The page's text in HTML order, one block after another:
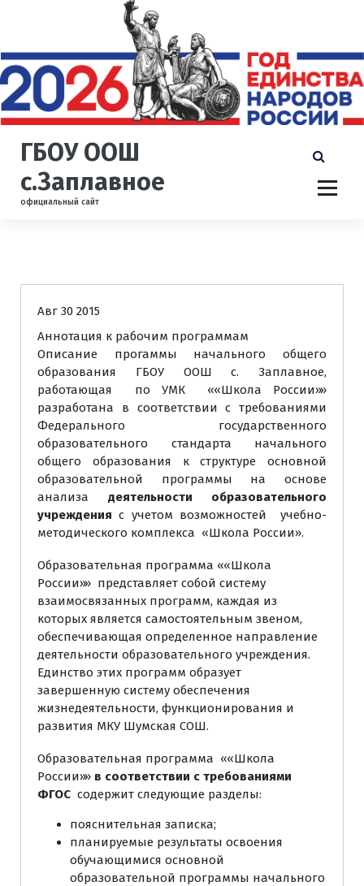
е
й
т
и
ГБОУ ООШ
с.Заплавное
официальный сайт
Авг 30 2015
Аннотация к рабочим программам
Описание прогаммы начального общего
образования ГБОУ ООШ с. Заплавное,
работающая по УМК ««Школа России»»
разработана в соответствии с требованиями
Федерального государственного
образовательного стандарта начального
общего образования к структуре основной
образовательной программы на основе
анализа деятельности образовательного
учреждения с учетом возможностей учебно-
методического комплекса «Школа России».
Образовательная программа ««Школа
России»» представляет собой систему
взаимосвязанных программ, каждая из
которых является самостоятельным звеном,
обеспечивающая определенное направление
деятельности образовательного учреждения.
Единство этих программ образует
завершенную систему обеспечения
жизнедеятельности, функционирования и
развития МКУ Шумская СОШ.
Образовательная программа ««Школа
России»» в соответствии с требованиями
ФГОС содержит следующие разделы:
пояснительная записка;
планируемые результаты освоения
обучающимися основной
образовательной программы начального